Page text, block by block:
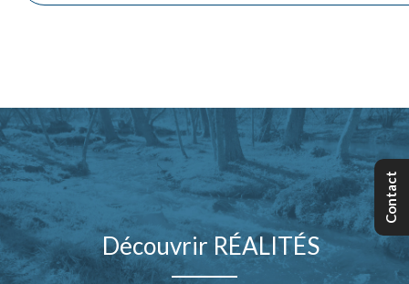
Découvrir RÉALITÉS
Contact